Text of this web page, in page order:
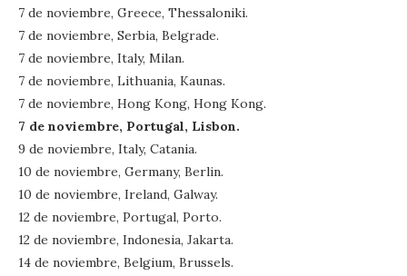
7 de noviembre, Greece, Thessaloniki.
7 de noviembre, Serbia, Belgrade.
7 de noviembre, Italy, Milan.
7 de noviembre, Lithuania, Kaunas.
7 de noviembre, Hong Kong, Hong Kong.
7 de noviembre, Portugal, Lisbon.
9 de noviembre, Italy, Catania.
10 de noviembre, Germany, Berlin.
10 de noviembre, Ireland, Galway.
12 de noviembre, Portugal, Porto.
12 de noviembre, Indonesia, Jakarta.
14 de noviembre, Belgium, Brussels.